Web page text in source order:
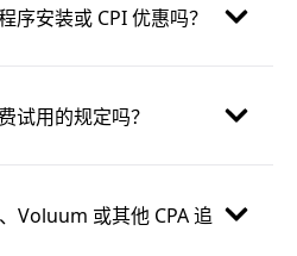
序安装或 CPI 优惠吗？
试用的规定吗？
Voluum 或其他 CPA 追